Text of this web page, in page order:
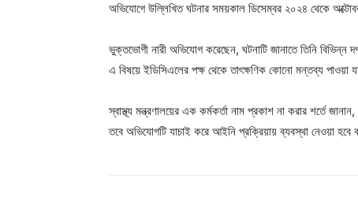
অভিযোগে উল্লিখিত ঘটনার সময়কাল ডিসেম্বর ২০২৪ থেকে
ভুক্তভোগী নারী অভিযোগ করেছেন, ঘটনাটি জানাতে তিনি বিভিন্ন
এ বিষয়ে ইডিসিএলের পক্ষ থেকে তাৎক্ষণিক কোনো মন্তব্য
স্বাস্থ্য মন্ত্রণালয়ের এক কর্মকর্তা নাম প্রকাশ না করার শর্তে
তবে অভিযোগটি যাচাই করে আইনি প্রক্রিয়ায় ব্যবস্থা নেওয়া হবে